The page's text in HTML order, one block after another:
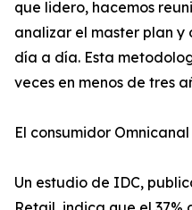
que lidero, hacemos
analizar el master plan y
día a día. Esta
veces en menos de tres
El consumidor
Un estudio de IDC,